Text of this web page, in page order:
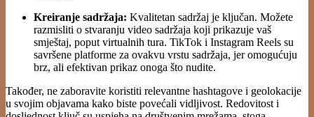
Kreiranje sadržaja: Kvalitetan sadržaj je ključan. Možete
razmisliti o stvaranju video sadržaja koji prikazuje vaš
smještaj, poput virtualnih tura. TikTok i Instagram Reels su
savršene platforme za ovakvu vrstu sadržaja, jer omogućuju
brz, ali efektivan prikaz onoga što nudite.
Također, ne zaboravite koristiti relevantne hashtagove i geolokacije
u svojim objavama kako biste povećali vidljivost. Redovitost i